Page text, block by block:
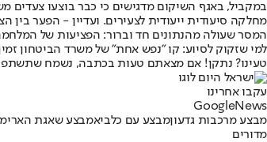
מחלקה סיעודית ייעודית לצעירים. ועדיין - הפער בין
המסר שעולה מהנתונים חד וברור: הפציעות של
למי שזקוק לסיוע: קו "נפש אחת" של משרד הביטחון זמין 24/7 בטלפון
טעינו? נתקן! אם מצאתם טעות בכתבה, נשמח שתשתפו
עקבו אחרינו
Googl eNews
מבצע מרכבות גדעוןמבצע עם כלביאמבצע שאגת הארי
מדורים